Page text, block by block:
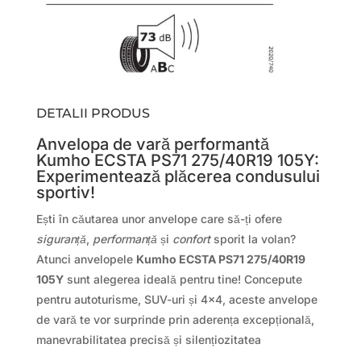
DETALII PRODUS
Anvelopa de vară performantă
Kumho ECSTA PS71 275/40R19 105Y:
Experimentează plăcerea condusului
sportiv!
Ești în căutarea unor anvelope care să-ți ofere
siguranță, performanță și confortsporit la volan?
Atunci anvelopele Kumho ECSTA PS71 275/40R19
105Ysunt alegerea ideală pentru tine! Concepute
pentru autoturisme, SUV-uri și 4×4, aceste anvelope
de vară te vor surprinde prin aderența excepțională,
manevrabilitatea precisă și silențiozitatea